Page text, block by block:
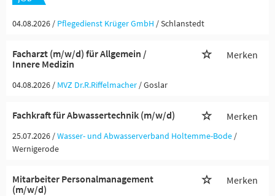
04.08.2026 / Pflegedienst Krüger GmbH / Schlanstedt
Facharzt (m/w/d) für Allgemein /
Innere Medizin
Merken
04.08.2026 / MVZ Dr.R.Riffelmacher / Goslar
Fachkraft für Abwassertechnik (m/w/d) Merken
25.07.2026 /Wasser- und Abwasserverband Holtemme-Bode /
Wernigerode
Mitarbeiter Personalmanagement
(m/w/d)
Merken